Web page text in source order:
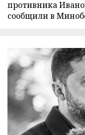
противника
сообщили в